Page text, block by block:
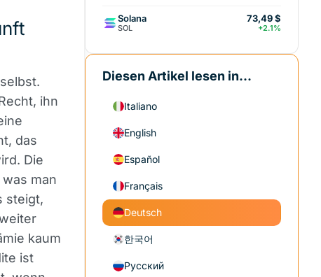
ihn
das
Die
man
steigt,
kaum
ist
Solana
SOL
73,49 $
+2.1%
Diesen Artikel lesen in...
Italiano
English
Español
Français
Deutsch
한국어
Русский